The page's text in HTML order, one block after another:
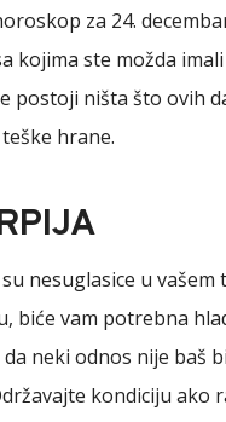
za 24.
kojima ste možda
postoji ništa što ovih
hrane.
nesuglasice u
biće vam potrebna
neki odnos nije baš
kondiciju ako